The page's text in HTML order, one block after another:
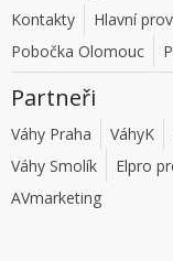
Kontakty Hlavní
Pobočka Olomouc
Partneři
Váhy Praha VáhyK
Váhy Smolík
Elpro
AVmarketing